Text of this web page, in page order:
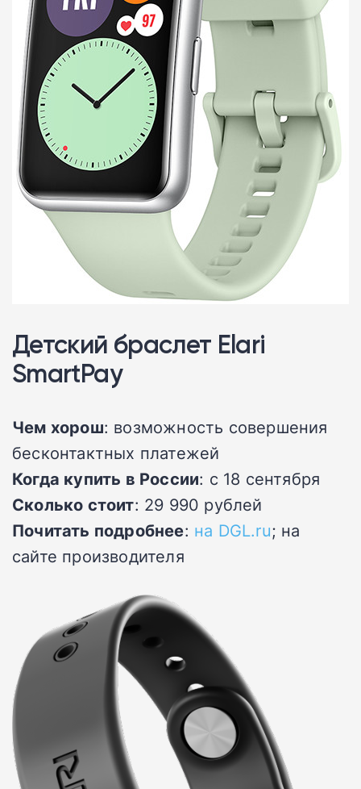
Детский браслет Elari
SmartPay
Чем хорош: возможность совершения
бесконтактных платежей
Когда купить в России: с 18 сентября
Сколько стоит: 29 990 рублей
Почитать подробнее: на DGL.ru; на
сайте производителя